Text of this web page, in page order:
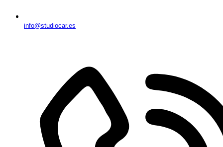
info@studiocar.es